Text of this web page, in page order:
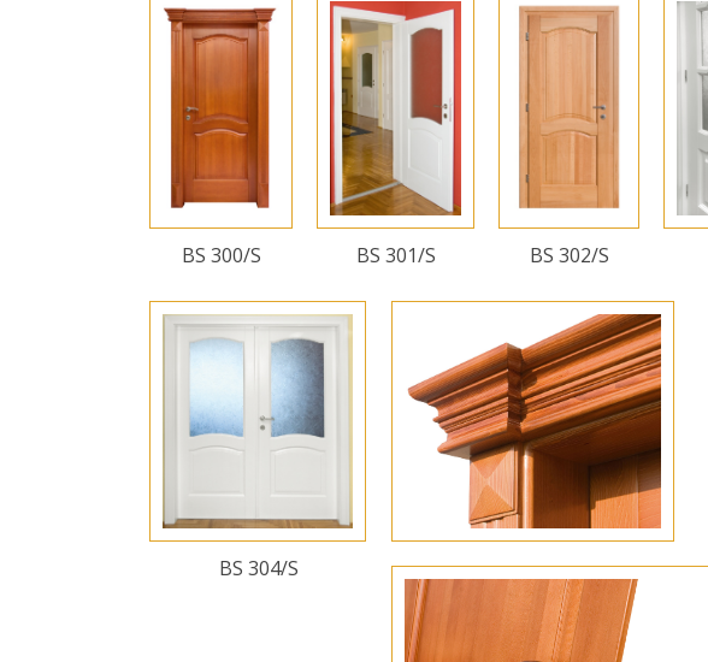
BS 300/S BS 301/S BS 302/S
BS 304/S